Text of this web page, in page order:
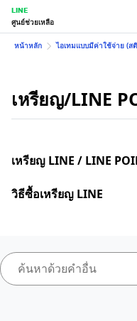
LINE
ศูนย์ช่วยเหลือ
หน้าหลัก ไอเทมแบบมีค่าใช้จ่าย (ส
เหรียญ/LINE
เหรียญ LINE / LINE
วิธีซื้อเหรียญ LINE